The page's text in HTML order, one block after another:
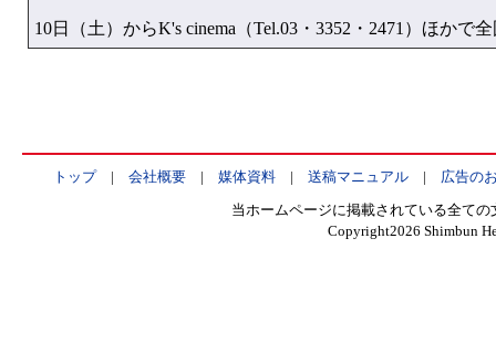
10日（土）からK's cinema（Tel.03・3352・2471）ほかで
トップ| 会社概要| 媒体資料| 送稿マニュアル| 広告の
当ホームページに掲載されている全て
Copyright2026 Shimbun